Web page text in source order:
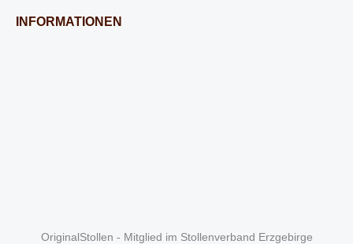
INFORMATIONEN
OriginalStollen - Mitglied im Stollenverband Erzgebirge